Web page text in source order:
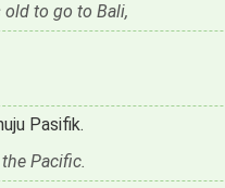
old to go to Bali,
Pasifik.
Pacific.